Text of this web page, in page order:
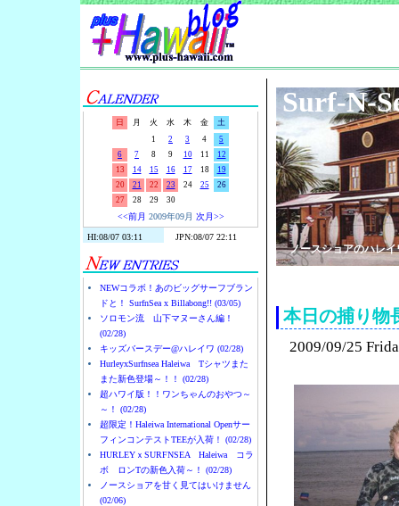
日 月 火 水 木 金
土
1
2 3 4
5
6
7 8 9 10 11
12
13
14 15 16 17 18
19
20
21 22 23 24 25
26
27
28 29 30
<<前月 2009年09月 次月>>
NEWコラボ！あのビッグサーフブラン
ドと！ SurfnSea x Billabong!! (03/05)
ソロモン流 山下マヌーさん編！
(02/28)
キッズバースデー@ハレイワ (02/28)
HurleyxSurfnsea Haleiwa Tシャツまた
また新色登場～！！ (02/28)
超ハワイ版！！ワンちゃんのおやつ～
～！ (02/28)
超限定！Haleiwa International Openサー
フィンコンテストTEEが入荷！ (02/28)
HURLEYｘSURFNSEA Haleiwa コラ
ボ ロンTの新色入荷～！ (02/28)
ノースショアを甘く見てはいけません
(02/06)
Surf-N-
ノースショアのハレ
本日の捕り
2009/09/25